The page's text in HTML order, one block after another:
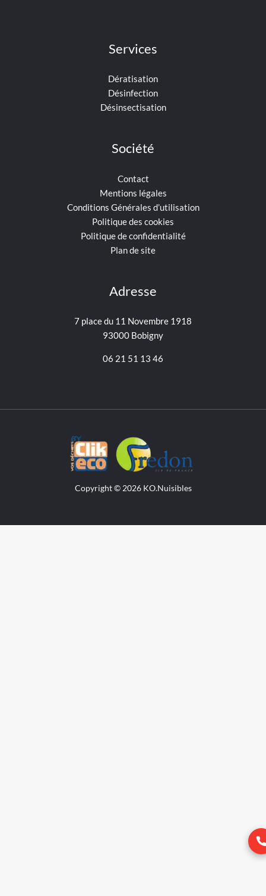
Services
Dératisation
Désinfection
Désinsectisation
Société
Contact
Mentions légales
Conditions Générales d’utilisation
Politique des cookies
Politique de confidentialité
Plan de site
Adresse
7 place du 11 Novembre 1918
93000 Bobigny
06 21 51 13 46
Copyright © 2026 KO.Nuisibles